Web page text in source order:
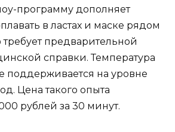
программу дополняет
в ластах и маске рядом
требует предварительной
справки. Температура
поддерживается на уровне
Цена такого опыта
рублей за 30 минут.